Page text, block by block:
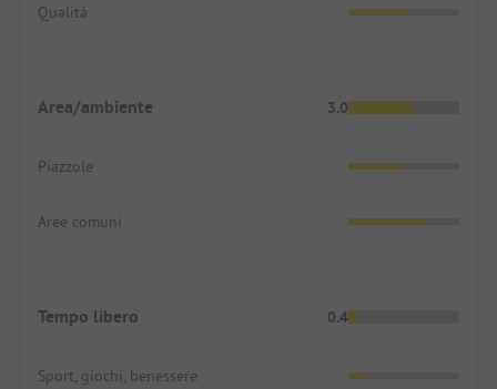
Qualità
Area/ambiente 3.0
Piazzole
Aree comuni
Tempo libero 0.4
Sport, giochi, benessere